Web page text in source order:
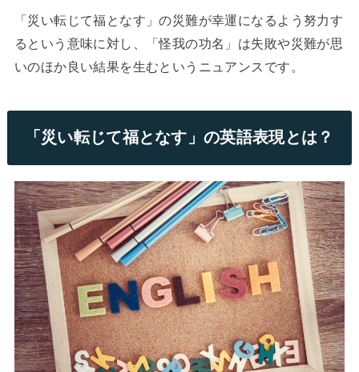
「災い転じて福となす」の災難が幸運になるよう努力す
るという意味に対し、「怪我の功名」は失敗や災難が思
いのほか良い結果を生むというニュアンスです。
「災い転じて福となす」の英語表現とは？